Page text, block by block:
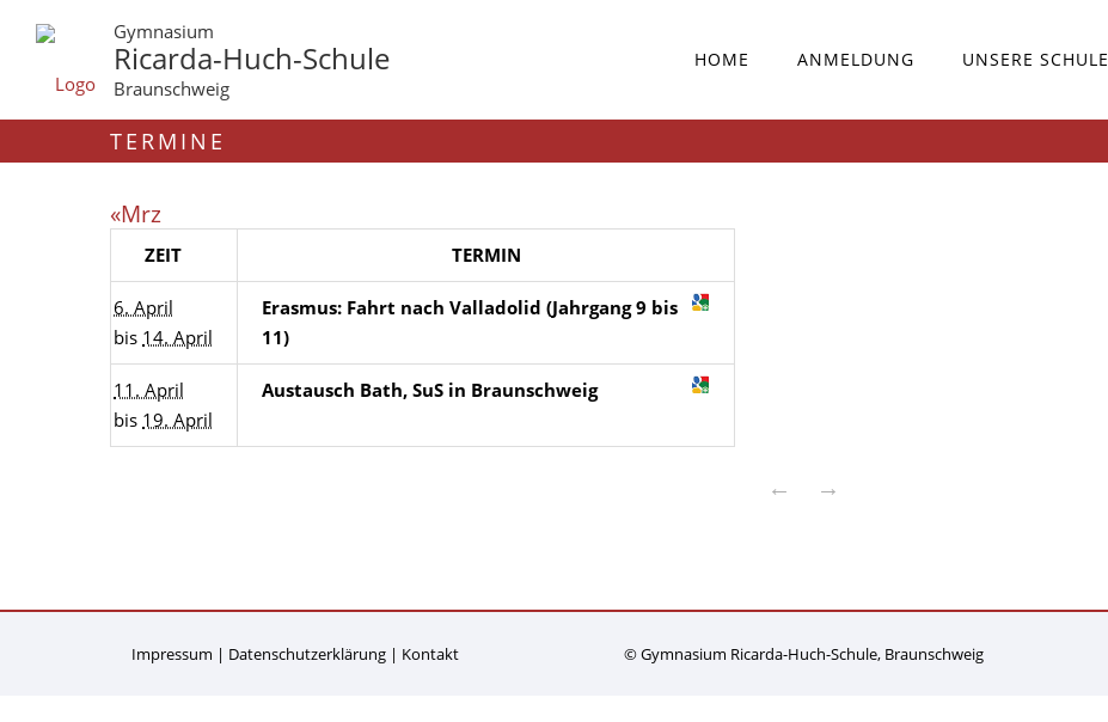
Gymnasium
Ricarda-Huch-Schule
Braunschweig
HOME ANMELDUNG UNSERE SCHULE
TERMINE
«Mrz
ZEIT TERMIN
6. April
bis 14. April
Erasmus: Fahrt nach Valladolid (Jahrgang 9 bis
11)
11. April
bis 19. April
Austausch Bath, SuS in Braunschweig
← →
Impressum Datenschutzerklärung Kontakt © Gymnasium Ricarda-Huch-Schule, Braunschweig